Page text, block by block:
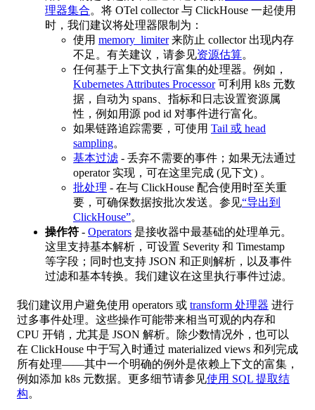
理器集合。将 OTel collector 与 ClickHouse 一起使用
时，我们建议将处理器限制为：
使用 memory_limiter来防止 collector 出现内存
不足。有关建议，请参见资源估算。
任何基于上下文执行富集的处理器。例如，
Kubernetes Attributes Processor可利用 k8s 元数
据，自动为 spans、指标和日志设置资源属
性，例如用源 pod id 对事件进行富化。
如果链路追踪需要，可使用 Tail 或 head
sampling。
基本过滤 - 丢弃不需要的事件；如果无法通过
operator 实现，可在这里完成 (见下文) 。
批处理 - 在与 ClickHouse 配合使用时至关重
要，可确保数据按批次发送。参见“导出到
ClickHouse”。
操作符 - Operators 是接收器中最基础的处理单元。
这里支持基本解析，可设置 Severity 和 Timestamp
等字段；同时也支持 JSON 和正则解析，以及事件
过滤和基本转换。我们建议在这里执行事件过滤。
我们建议用户避免使用 operators 或 transform 处理器 进行
过多事件处理。这些操作可能带来相当可观的内存和
CPU 开销，尤其是 JSON 解析。除少数情况外，也可以
在 ClickHouse 中于写入时通过 materialized views 和列完成
所有处理——其中一个明确的例外是依赖上下文的富集，
例如添加 k8s 元数据。更多细节请参见使用 SQL 提取结
构。